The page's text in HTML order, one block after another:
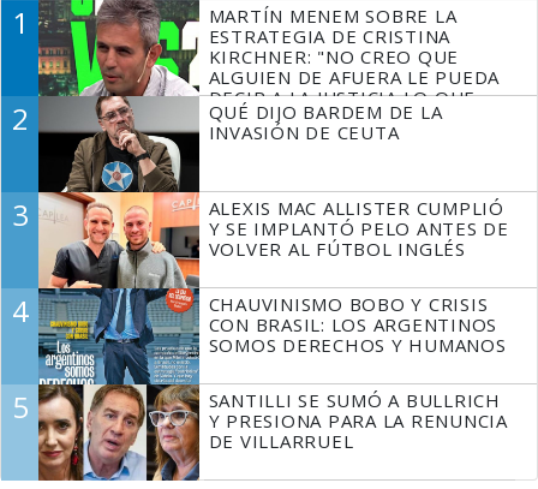
1
MARTÍN MENEM SOBRE LA
ESTRATEGIA DE CRISTINA
KIRCHNER: "NO CREO QUE
ALGUIEN DE AFUERA LE PUEDA
DECIR A LA JUSTICIA LO QUE
TIENE QUE HACER"
2
QUÉ DIJO BARDEM DE LA
INVASIÓN DE CEUTA
3
ALEXIS MAC ALLISTER CUMPLIÓ
Y SE IMPLANTÓ PELO ANTES DE
VOLVER AL FÚTBOL INGLÉS
4
CHAUVINISMO BOBO Y CRISIS
CON BRASIL: LOS ARGENTINOS
SOMOS DERECHOS Y HUMANOS
5
SANTILLI SE SUMÓ A BULLRICH
Y PRESIONA PARA LA RENUNCIA
DE VILLARRUEL